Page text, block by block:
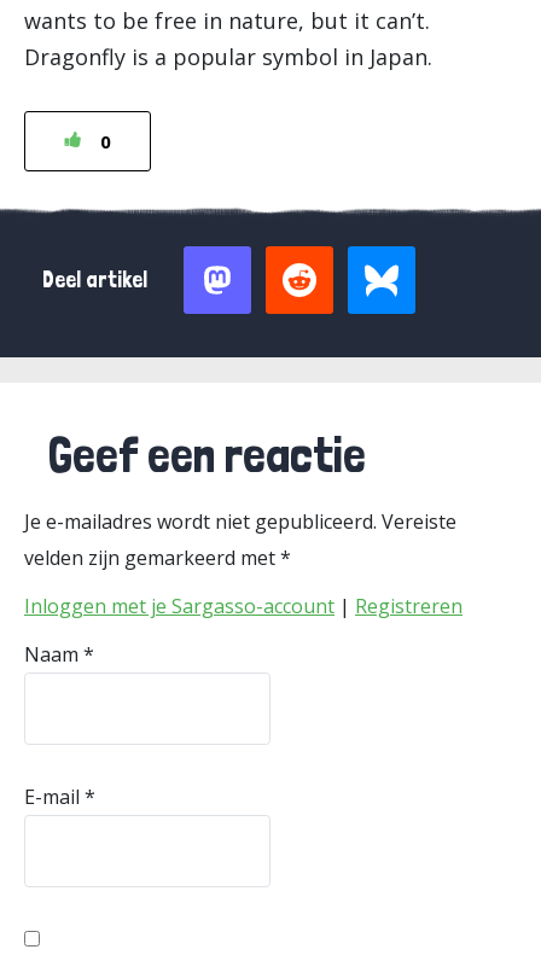
wants to be free in nature, but it can’t.
Dragonfly is a popular symbol in Japan.
0
Deel artikel
Geef een reactie
Je e-mailadres wordt niet gepubliceerd. Vereiste
velden zijn gemarkeerd met*
Inloggen met je Sargasso-account | Registreren
Naam *
E-mail *